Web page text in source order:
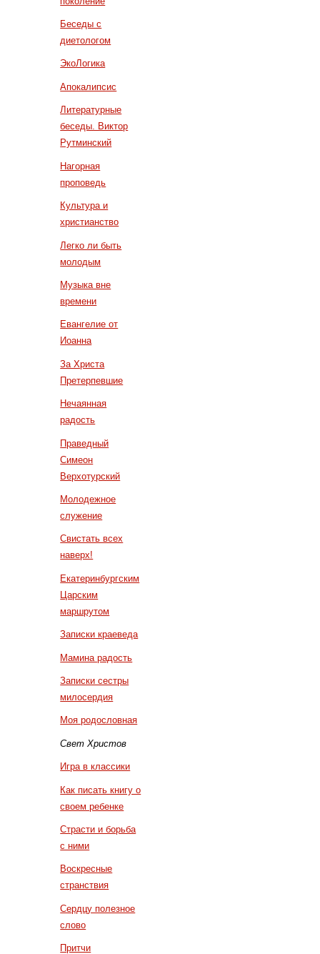
Беседы с
диетологом
ЭкоЛогика
Апокалипсис
Литературные
беседы. Виктор
Рутминский
Нагорная
проповедь
Культура и
христианство
Легко ли быть
молодым
Музыка вне
времени
Евангелие от
Иоанна
За Христа
Претерпевшие
Нечаянная
радость
Праведный
Симеон
Верхотурский
Молодежное
служение
Свистать всех
наверх!
Екатеринбургским
Царским
маршрутом
Записки краеведа
Мамина радость
Записки сестры
милосердия
Моя родословная
Свет Христов
Игра в классики
Как писать книгу о
своем ребенке
Страсти и борьба
с ними
Воскресные
странствия
Сердцу полезное
слово
Притчи